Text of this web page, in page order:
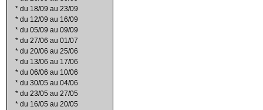
* du 18/09 au 23/09
* du 12/09 au 16/09
* du 05/09 au 09/09
* du 27/06 au 01/07
* du 20/06 au 25/06
* du 13/06 au 17/06
* du 06/06 au 10/06
* du 30/05 au 04/06
* du 23/05 au 27/05
* du 16/05 au 20/05